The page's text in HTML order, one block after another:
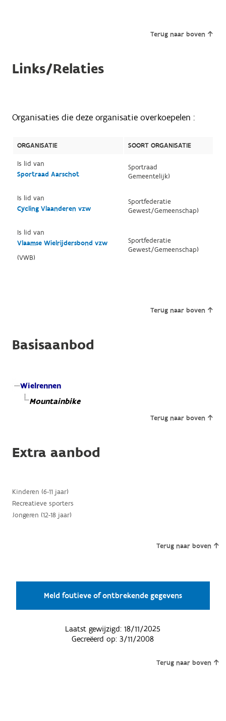
Terug naar boven
Links/Relaties
Organisaties die deze organisatie overkoepelen :
ORGANISATIE
SOORT ORGANISATIE
Is lid van
Sportraad Aarschot
Sportraad
Gemeentelijk)
Is lid van
Cycling Vlaanderen vzw
Sportfederatie
Gewest/Gemeenschap)
Is lid van
Vlaamse Wielrijdersbond vzw
(VWB)
Sportfederatie
Gewest/Gemeenschap)
Terug naar boven
Basisaanbod
Wielrennen
Mountainbike
Terug naar boven
Extra aanbod
Kinderen (6-11 jaar)
Recreatieve sporters
Jongeren (12-18 jaar)
Terug naar boven
Meld foutieve of ontbrekende gegevens
Laatst gewijzigd:18/11/2025
Gecreëerd op:3/11/2008
Terug naar boven